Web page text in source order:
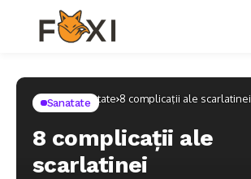
Home Sanatate 8 complicații ale scarlatinei
Sanatate
8 complicații ale
scarlatinei